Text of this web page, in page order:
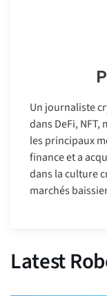
Un journaliste
dans DeFi, NFT,
les principaux
finance et a
dans la culture
marchés
Latest